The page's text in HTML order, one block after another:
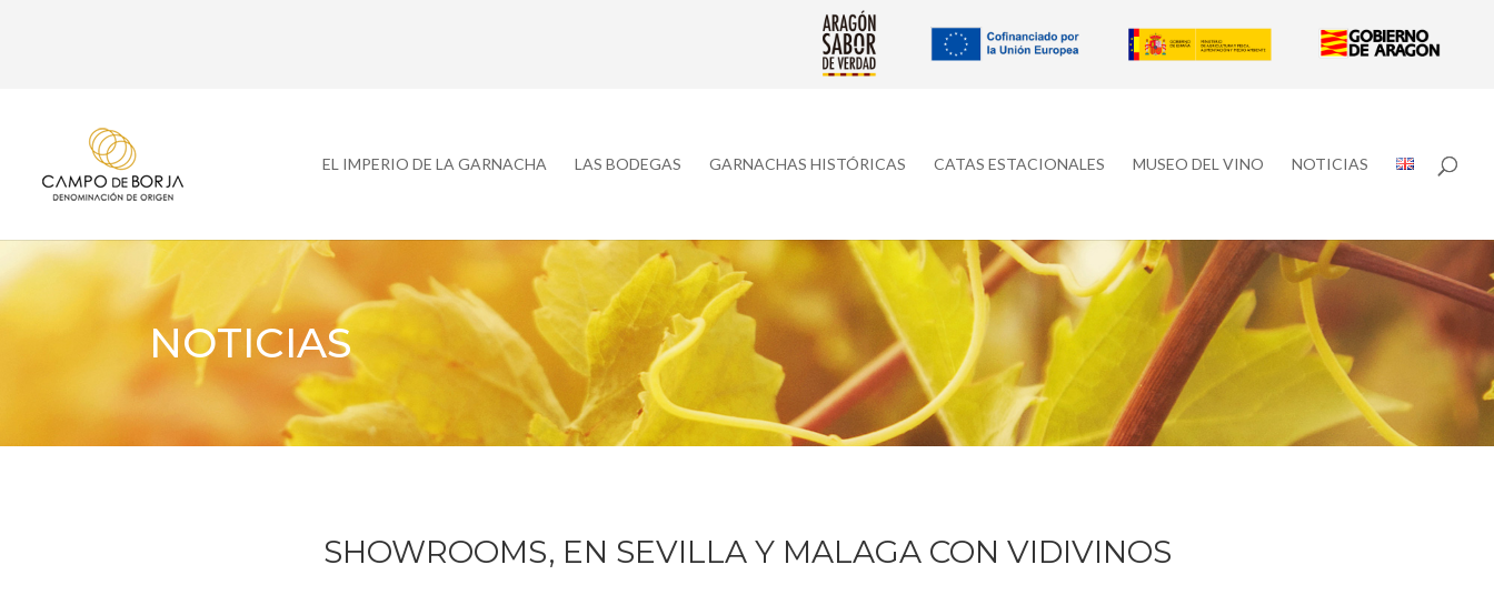
EL IMPERIO DE LA GARNACHA LAS BODEGAS GARNACHAS HISTÓRICAS CATAS ESTACIONALES MUSEO DEL VINO NOTICIAS
NOTICIAS
SHOWROOMS, EN SEVILLA Y MALAGA CON VIDIVINOS